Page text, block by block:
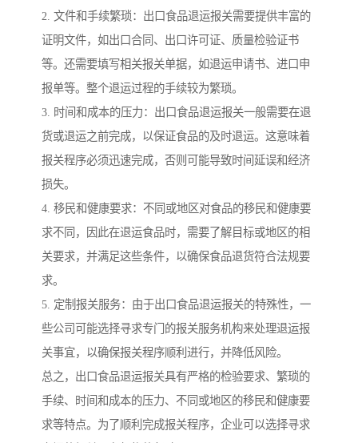
2. 文件和手续繁琐：出口食品退运报关需要提供丰富的
证明文件，如出口合同、出口许可证、质量检验证书
等。还需要填写相关报关单据，如退运申请书、进口申
报单等。整个退运过程的手续较为繁琐。
3. 时间和成本的压力：出口食品退运报关一般需要在退
货或退运之前完成，以保证食品的及时退运。这意味着
报关程序必须迅速完成，否则可能导致时间延误和经济
损失。
4. 移民和健康要求：不同或地区对食品的移民和健康要
求不同，因此在退运食品时，需要了解目标或地区的相
关要求，并满足这些条件，以确保食品退货符合法规要
求。
5. 定制报关服务：由于出口食品退运报关的特殊性，一
些公司可能选择寻求专门的报关服务机构来处理退运报
关事宜，以确保报关程序顺利进行，并降低风险。
总之，出口食品退运报关具有严格的检验要求、繁琐的
手续、时间和成本的压力、不同或地区的移民和健康要
求等特点。为了顺利完成报关程序，企业可以选择寻求